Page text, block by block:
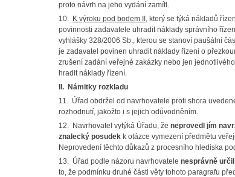
proto návrh na jeho vydání zamítl.
10. K výroku pod bodem II , který se týká nákladů
povinnosti zadavatele uhradit náklady správního
vyhlášky 328/2006 Sb., kterou se stanoví paušální
je zadavatel povinen uhradit náklady řízení o
zrušení zadání veřejné zakázky nebo jen
hradit náklady řízení.
II. Námitky rozkladu
11. Úřad obdržel od navrhovatele proti shora
rozhodnutí, jakožto i s jejich odůvodněním.
12. Navrhovatel vytýká Úřadu, že neprovedl jím
znalecký posudek k otázce vymezení předmětu
Neprovedení těchto důkazů z procesního hlediska
13. Úřad podle názoru navrhovatele nesprávně
to, že podmínku druhé části věty tohoto paragrafu